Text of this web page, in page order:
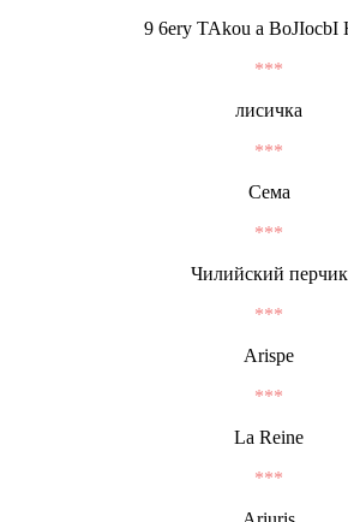
9 6erу TAkou a BoJIocbI
***
лисичка
***
Сема
***
Чилийский перчик
***
Arispe
***
La Reine
***